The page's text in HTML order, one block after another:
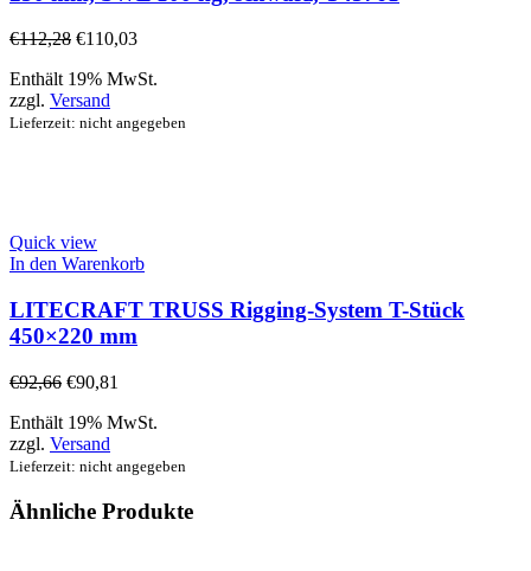
€112,28 €110,03
Enthält 19% MwSt.
zzgl. Versand
Lieferzeit: nicht angegeben
Quick view
In den Warenkorb
LITECRAFT TRUSS Rigging-System T-Stück
450×220 mm
€92,66 €90,81
Enthält 19% MwSt.
zzgl. Versand
Lieferzeit: nicht angegeben
Ähnliche Produkte